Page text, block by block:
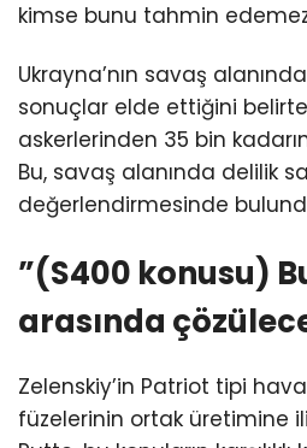
kimse bunu tahmin
Ukrayna’nın savaş
sonuçlar elde ettiğini
askerlerinden 35 bin
Bu, savaş alanında delilik
değerlendirmesinde
⁠”(S400 konusu)
arasında
Zelenskiy’in Patriot tipi
füzelerinin ortak üretimine